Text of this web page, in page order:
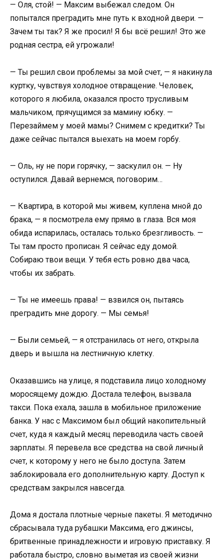
— Оля, стой! — Максим выбежал следом. Он
попытался преградить мне путь к входной двери. —
Зачем ты так? Я же просил! Я бы всё решил! Это же
родная сестра, ей угрожали!
— Ты решил свои проблемы за мой счет, — я накинула
куртку, чувствуя холодное отвращение. Человек,
которого я любила, оказался просто трусливым
мальчиком, прячущимся за мамину юбку. —
Перезаймем у моей мамы? Снимем с кредитки? Ты
даже сейчас пытался выехать на моем горбу.
— Оль, ну не пори горячку, — заскулил он. — Ну
оступился. Давай вернемся, поговорим…
— Квартира, в которой мы живем, куплена мной до
брака, — я посмотрела ему прямо в глаза. Вся моя
обида испарилась, осталась только брезгливость. —
Ты там просто прописан. Я сейчас еду домой.
Собираю твои вещи. У тебя есть ровно два часа,
чтобы их забрать.
— Ты не имеешь права! — взвился он, пытаясь
преградить мне дорогу. — Мы семья!
— Были семьей, — я отстранилась от него, открыла
дверь и вышла на лестничную клетку.
Оказавшись на улице, я подставила лицо холодному
моросящему дождю. Достала телефон, вызвала
такси. Пока ехала, зашла в мобильное приложение
банка. У нас с Максимом был общий накопительный
счет, куда я каждый месяц переводила часть своей
зарплаты. Я перевела все средства на свой личный
счет, к которому у него не было доступа. Затем
заблокировала его дополнительную карту. Доступ к
средствам закрылся навсегда.
Дома я достала плотные черные пакеты. Я методично
сбрасывала туда рубашки Максима, его джинсы,
бритвенные принадлежности и игровую приставку. Я
работала быстро, словно выметая из своей жизни